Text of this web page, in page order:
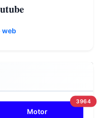
web
Motor
3964